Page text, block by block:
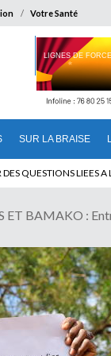
Votre Santé
SUR LA BRAISE
LIGNES DE FORCE
DES QUESTIONS
BENINOIS :
ET BAMAKO :